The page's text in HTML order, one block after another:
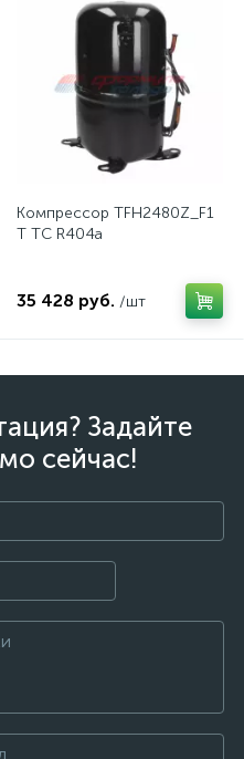
Компрессор TFH2480Z_F1
T TC R404a
35 428 руб. /шт
Задайте
сейчас!